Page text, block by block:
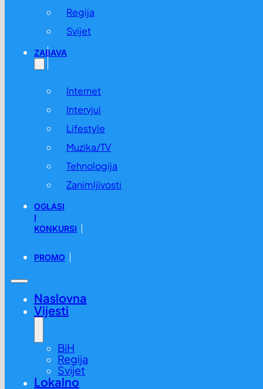
Regija
Svijet
ZABAVA
Internet
Intervjui
Lifestyle
Muzika/TV
Tehnologija
Zanimljivosti
OGLASI
I
KONKURSI
PROMO
Naslovna
Vijesti
BiH
Regija
Svijet
Lokalno